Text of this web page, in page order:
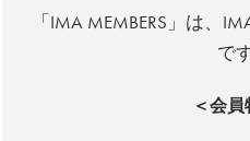
「IMA MEMBERS」は、
で
＜会員